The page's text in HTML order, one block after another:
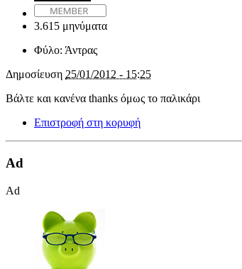
3.615 μηνύματα
Φύλο: Άντρας
Δημοσίευση 25/01/2012 - 15:25
Βάλτε και κανένα thanks όμως το παλικάρι
Επιστροφή στη κορυφή
Ad
Ad